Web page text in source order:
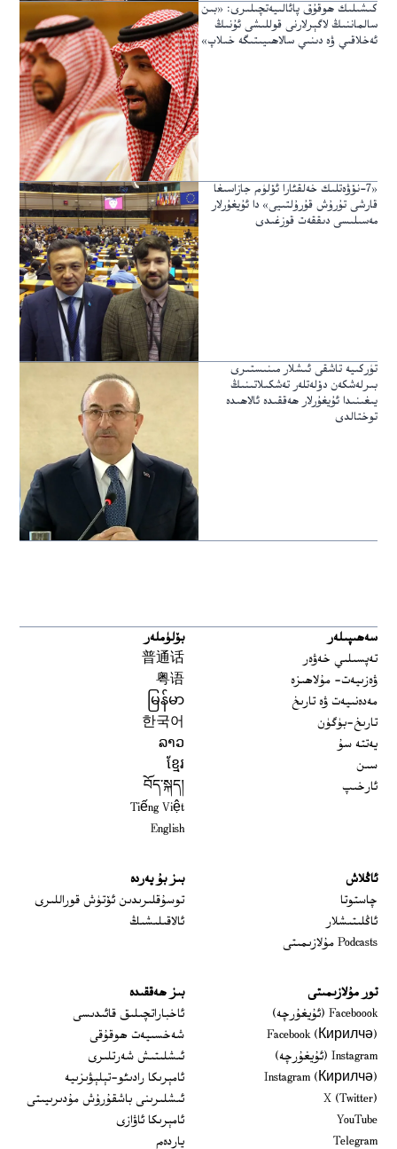
كىشىلىك ھوقۇق پائالىيەتچىلىرى: «بىن
سالماننىڭ لاگېرلارنى قوللىشى ئۇنىڭ
ئەخلاقىي ۋە دىنىي سالاھىيىتىگە خىلاپ»
«7-نۆۋەتلىك خەلقئارا ئۆلۈم جازاسىغا
قارشى تۇرۇش قۇرۇلتىيى» دا ئۇيغۇرلار
مەسىلىسى دىققەت قوزغىدى
تۈركىيە تاشقى ئىشلار مىنىستىرى
بىرلەشكەن دۆلەتلەر تەشكىلاتىنىڭ
يىغىنىدا ئۇيغۇرلار ھەققىدە ئالاھىدە
توختالدى
سەھىپىلەر
تەپسىلىي خەۋەر
ۋەزىيەت- مۇلاھىزە
مەدەنىيەت ۋە تارىخ
تارىخ-بۈگۈن
يەتتە سۇ
سىن
ئارخىپ
بۆلۈملەر
普通话
粤语
မြန်မာ
한국어
ລາວ
ខ្មែរ
བོད་སྐད།
Tiếng Việt
English
ئاڭلاش
چاستوتا
ئاڭلىتىشلار
Podcasts مۇلازىمىتى
بىز بۇ يەردە
توسۇقلىرىدىن ئۆتۈش قوراللىرى
ئالاقىلىشىڭ
تور مۇلازىمىتى
Faceboook (ئۇيغۇرچە)
Opens in new window
Facebook (Кирилчә)
Opens in new window
Instagram (ئۇيغۇرچە)
Opens in new window
Instagram (Кирилчә)
Opens in new window
X (Twitter)
YouTube
Telegram
بىز ھەققىدە
ئاخباراتچىلىق قائىدىسى
شەخسىيەت ھوقۇقى
ئىشلىتىش شەرتلىرى
ئامېرىكا رادىئو-تېلېۋىزىيە
ئىشلىرىنى باشقۇرۇش مۇدىرىيىتى
ئامېرىكا ئاۋازى
ياردەم